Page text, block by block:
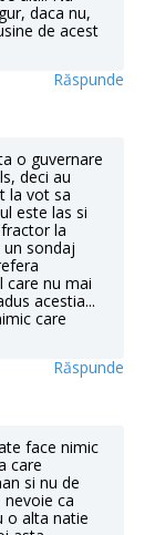
daca nu,
de acest
Răspunde
o guvernare
deci au
la vot sa
este las si
la
sondaj
care nu mai
acestia...
care
Răspunde
face nimic
care
si nu de
ca
o alta natie